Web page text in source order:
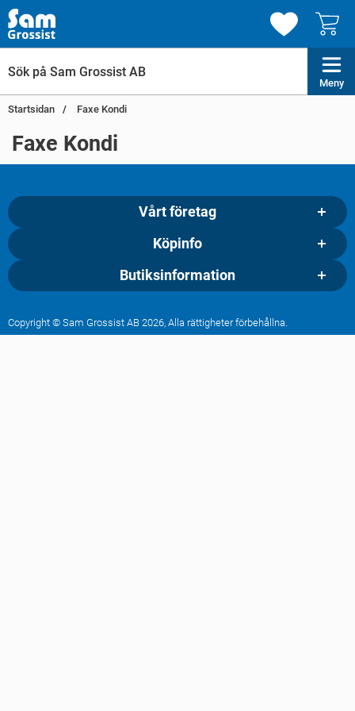
Meny
Startsidan Faxe Kondi
Faxe Kondi
Vårt företag
Köpinfo
Butiksinformation
Copyright © Sam Grossist AB 2026, Alla rättigheter förbehållna.